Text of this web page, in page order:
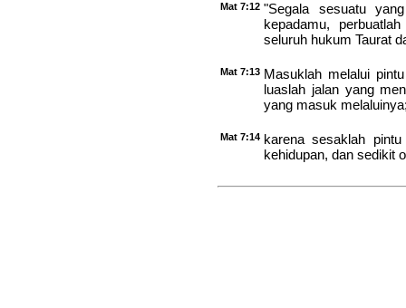
Mat 7:12 "Segala sesuatu
kepadamu,
seluruh hukum Taurat
Mat 7:13 Masuklah melalui
luaslah jalan yang
yang masuk
Mat 7:14 karena sesaklah
kehidupan, dan sedikit